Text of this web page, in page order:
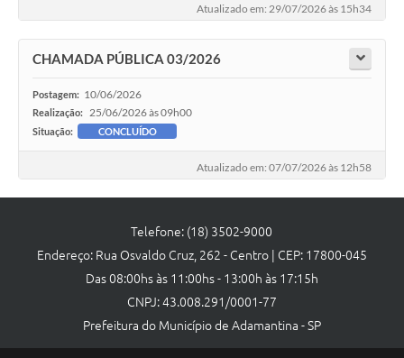
Sugestões
Expediente
Ouvidoria
Projetos
Atualizado em: 29/07/2026 às 15h34
CHAMADA PÚBLICA 03/2026
Postagem: 10/06/2026
Realização: 25/06/2026 às 09h00
Situação: CONCLUÍDO
Atualizado em: 07/07/2026 às 12h58
Telefone: (18) 3502-9000
Endereço: Rua Osvaldo Cruz, 262 - Centro | CEP: 17800-045
Das 08:00hs às 11:00hs - 13:00h às 17:15h
CNPJ: 43.008.291/0001-77
Prefeitura do Município de Adamantina - SP